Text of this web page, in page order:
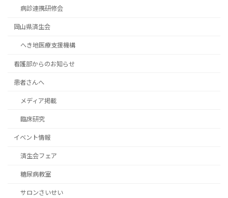
病診連携研修会
岡山県済生会
へき地医療支援機構
看護部からのお知らせ
患者さんへ
メディア掲載
臨床研究
イベント情報
済生会フェア
糖尿病教室
サロンさいせい